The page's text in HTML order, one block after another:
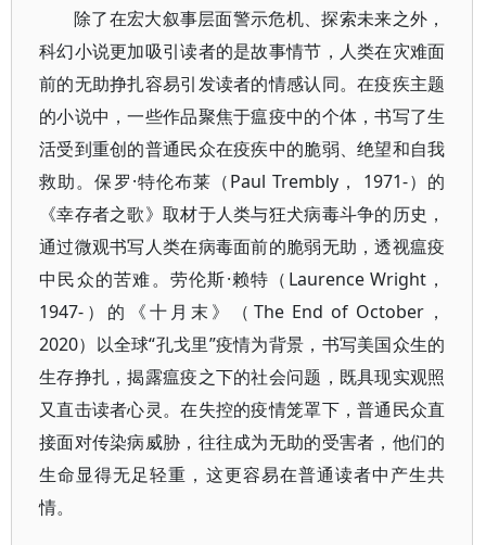
除了在宏大叙事层面警示危机、探索未来之外，
科幻小说更加吸引读者的是故事情节，人类在灾难面
前的无助挣扎容易引发读者的情感认同。在疫疾主题
的小说中，一些作品聚焦于瘟疫中的个体，书写了生
活受到重创的普通民众在疫疾中的脆弱、绝望和自我
救助。保罗·特伦布莱（Paul Trembly， 1971-）的
《幸存者之歌》取材于人类与狂犬病毒斗争的历史，
通过微观书写人类在病毒面前的脆弱无助，透视瘟疫
中民众的苦难。劳伦斯·赖特（Laurence Wright，
1947-）的《十月末》（The End of October，
2020）以全球“孔戈里”疫情为背景，书写美国众生的
生存挣扎，揭露瘟疫之下的社会问题，既具现实观照
又直击读者心灵。在失控的疫情笼罩下，普通民众直
接面对传染病威胁，往往成为无助的受害者，他们的
生命显得无足轻重，这更容易在普通读者中产生共
情。